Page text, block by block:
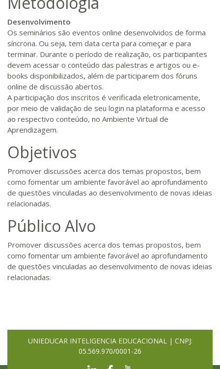
Desenvolvimento
Os seminários são eventos online desenvolvidos de forma
síncrona. Ou seja, tem data certa para começar e para
terminar. Durante o período de realização, os participantes
devem acessar o conteúdo das palestras e artigos ou e-
books disponibilizados, além de participarem dos fóruns
online de discussão abertos.
A participação dos inscritos é verificada eletronicamente,
por meio de validação de seu login na plataforma e acesso
ao respectivo conteúdo, no Ambiente Virtual de
Aprendizagem.
Objetivos
Promover discussões acerca dos temas propostos, bem
como fomentar um ambiente favorável ao aprofundamento
de questões vinculadas ao desenvolvimento de novas ideias
relacionadas.
Público Alvo
Promover discussões acerca dos temas propostos, bem
como fomentar um ambiente favorável ao aprofundamento
de questões vinculadas ao desenvolvimento de novas ideias
relacionadas.
UNIEDUCAR INTELIGENCIA EDUCACIONAL | CNPJ:
05.569.970/0001-26